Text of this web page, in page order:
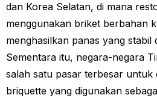
dan Korea Selatan, di mana
menggunakan briket berbahan
menghasilkan panas yang stabil
Sementara itu, negara-negara
salah satu pasar terbesar
briquette yang digunakan